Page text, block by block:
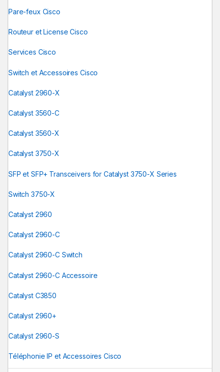
Pare-feux Cisco
Routeur et License Cisco
Services Cisco
Switch et Accessoires Cisco
Catalyst 2960-X
Catalyst 3560-C
Catalyst 3560-X
Catalyst 3750-X
SFP et SFP+ Transceivers for Catalyst 3750-X Series
Switch 3750-X
Catalyst 2960
Catalyst 2960-C
Catalyst 2960-C Switch
Catalyst 2960-C Accessoire
Catalyst C3850
Catalyst 2960+
Catalyst 2960-S
Téléphonie IP et Accessoires Cisco